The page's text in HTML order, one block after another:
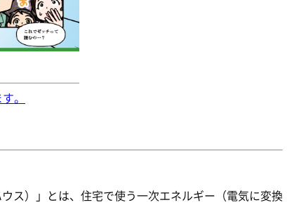
。
ス）」とは、住宅で使う一次エネルギー（電気に変換